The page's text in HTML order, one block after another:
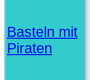
Basteln mit
Piraten